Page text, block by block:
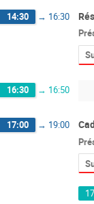
14:30 → 16:30
16:30 → 16:50
17:00 → 19:00